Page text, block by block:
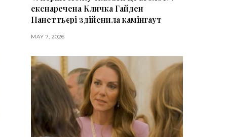
екснаречена Кличка Гайден
Панеттьєрі здійснила камінгаут
MAY 7, 2026